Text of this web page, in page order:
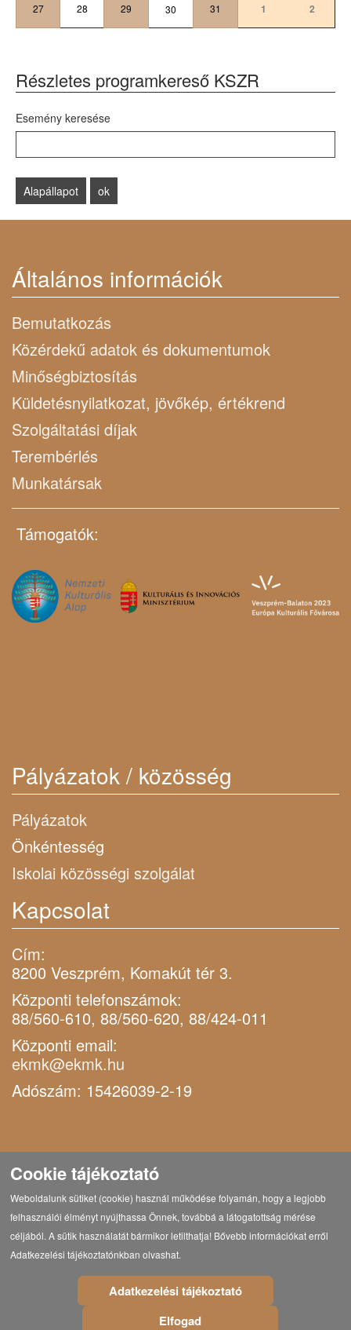
27 28 29 30 31 1 2
Részletes programkereső KSZR
Esemény keresése
Általános információk
Bemutatkozás
Közérdekű adatok és dokumentumok
Minőségbiztosítás
Küldetésnyilatkozat, jövőkép, értékrend
Szolgáltatási díjak
Terembérlés
Munkatársak
Támogatók:
Pályázatok / közösség
Pályázatok
Önkéntesség
Iskolai közösségi szolgálat
Kapcsolat
Cím:
8200 Veszprém, Komakút tér 3.
Központi telefonszámok:
88/560-610, 88/560-620, 88/424-011
Központi email:
ekmk@ekmk.hu
Adószám: 15426039-2-19
© Copyright 2021 Eötvös Károly Megyei Könyvtár
Cookie tájékoztató
Weboldalunk sütiket (cookie) használ működése folyamán, hogy a legjobb
felhasználói élményt nyújthassa Önnek, továbbá a látogatottság mérése
céljából. A sütik használatát bármikor letilthatja! Bővebb információkat erről
Adatkezelési tájékoztatónkban olvashat.
Adatkezelési tájékoztató
Elfogad